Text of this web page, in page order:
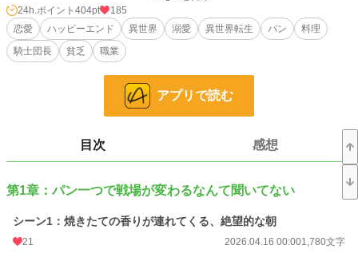
遠征帰りの騎士団が立ち寄り、私のパンを口にした瞬間、すべてが変わる。
「……なんだこれは。こんな食べ物、王都にも存在しないぞ」
それを口にしたのは、“戦場の鬼”と恐れられる騎士団長。
無表情のまま一口、そしてもう一口――その指が止まらない。
半ば強引に王都へ連れて行かれた私は、そこで知ることになる。
硬くて不味いパンが当たり前の世界、食事のせいで倒れていく兵士たち、軽視さ
れ続けてきた“食”の現実を。
発酵、配合、焼き方。
24h.ポイント 404pt
185
恋愛
ハッピーエンド 異世界 溺愛 異世界転生 パン
料理
騎士団長
貧乏 職業
アプリで読む
目次 感想
第1章：パン一つで戦場が変わるなんて聞いてない
シーン1：焼きたての香りが連れてくる、絶望的な朝
21 2026.04.16 00:001,780文字